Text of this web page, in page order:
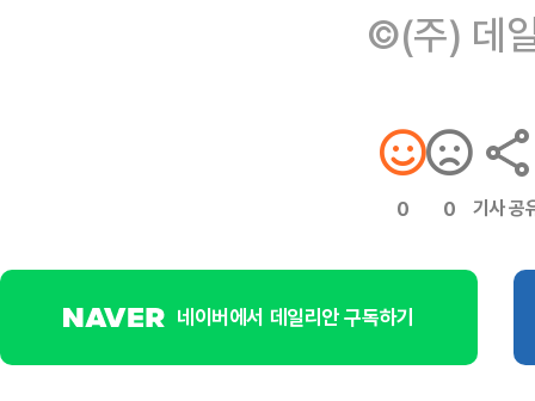
©(주) 데
0 0 기사 공
네이버에서 데일리안 구독하기